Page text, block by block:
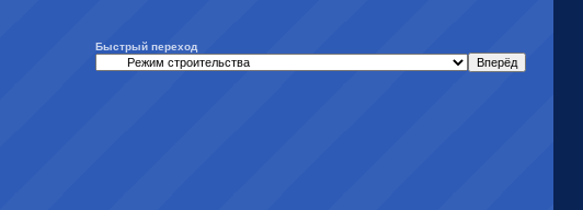
Быстрый переход